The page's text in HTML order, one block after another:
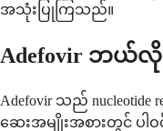
အသုံးပြုကြသည်။
Adefovir ဘ
Adefovir သည် nucleotide
ဆေးအမျိုးအစားတွင် ပ